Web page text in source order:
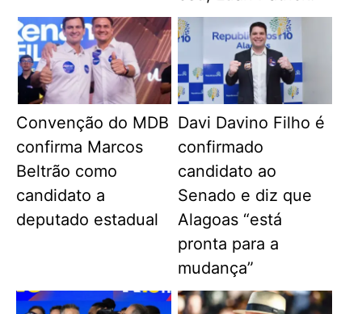
Convenção do MDB
confirma Marcos
Beltrão como
candidato a
deputado estadual
Davi Davino Filho é
confirmado
candidato ao
Senado e diz que
Alagoas “está
pronta para a
mudança”